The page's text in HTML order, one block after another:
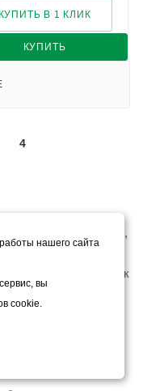
КУПИТЬ
КУПИТЬ В 1 КЛИК
4
материал,
и заборов.
устойчивость к
можно для
домов и
постройками.
нашего сайта
вы
cookie.